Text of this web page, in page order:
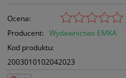
Ocena:
Producent: Wydawnictwo EMKA
Kod produktu:
2003010102042023